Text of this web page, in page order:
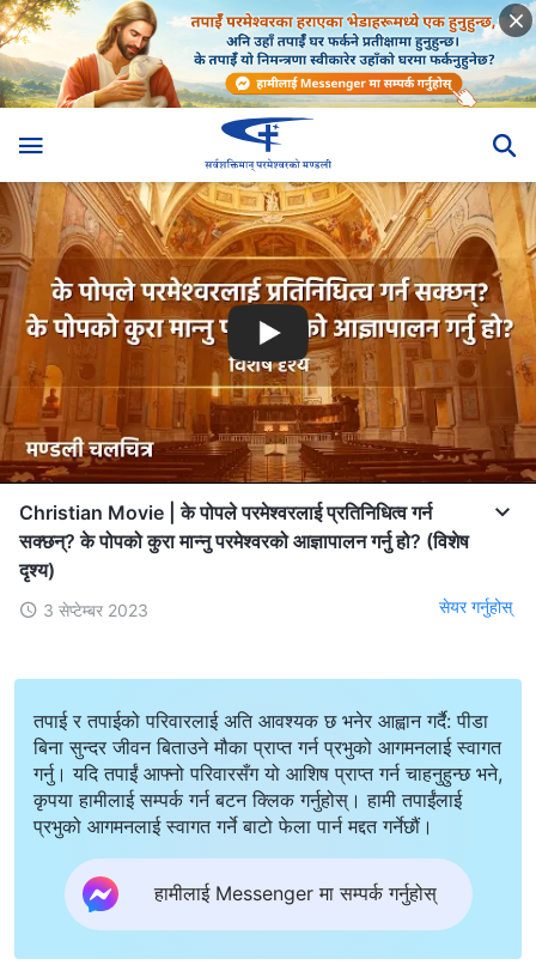
Christian Movie | के पोपले परमेश्‍वरलाई प्रतिनिधित्व गर्न
सक्छन्? के पोपको कुरा मान्‍नु परमेश्‍वरको आज्ञापालन गर्नु हो? (विशेष
दृश्य)
3 सेप्टेम्बर 2023 सेयर गर्नुहोस्
तपाई र तपाईको परिवारलाई अति आवश्यक छ भनेर आह्वान गर्दै: पीडा
बिना सुन्दर जीवन बिताउने मौका प्राप्त गर्न प्रभुको आगमनलाई स्वागत
गर्नु। यदि तपाईं आफ्नो परिवारसँग यो आशिष प्राप्त गर्न चाहनुहुन्छ भने,
कृपया हामीलाई सम्पर्क गर्न बटन क्लिक गर्नुहोस्। हामी तपाईंलाई
प्रभुको आगमनलाई स्वागत गर्ने बाटो फेला पार्न मद्दत गर्नेछौं।
हामीलाई Messenger मा सम्पर्क गर्नुहोस्